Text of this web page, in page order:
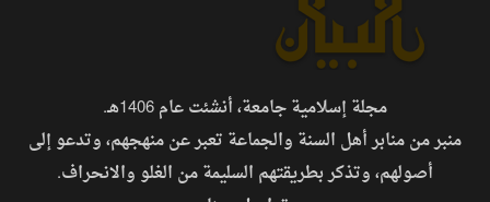
مجلة إسلامية جامعة، أنشئت عام 1406هـ.
منبر من منابر أهل السنة والجماعة تعبر عن منهجهم، وتدعو إلى
أصولهم، وتذكر بطريقتهم السليمة من الغلو والانحراف.